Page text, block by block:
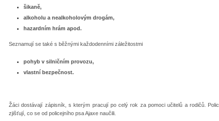
šikaně,
alkoholu a nealkoholovým drogám,
hazardním hrám apod.
Seznamují se také s běžnými každodenními záležitostmi
pohyb v silničním provozu,
vlastní bezpečnost.
Žáci dostávají zápisník, s kterým pracují po celý rok za pomoci učitelů a rodičů.
zjišťují, co se od policejního psa Ajaxe naučili.